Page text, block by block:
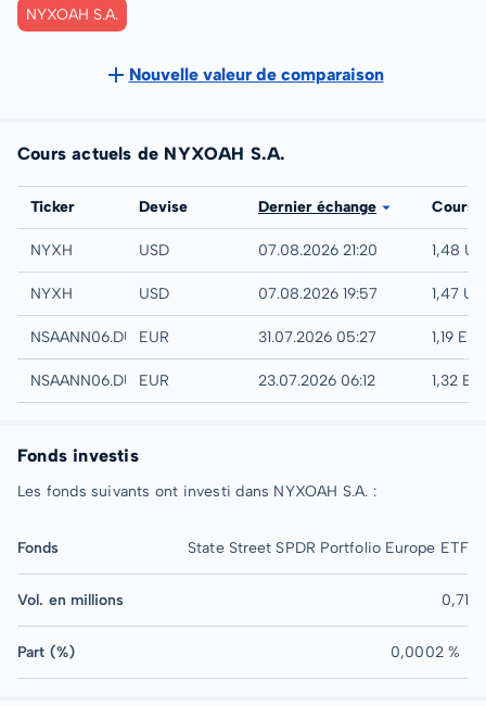
NYXOAH S.A.
Nouvelle valeur de comparaison
Cours actuels de NYXOAH S.A.
Bourse
Ticker Devise Dernier échange Cours
NASDAQ
NYXH USD 07.08.2026 21:20 1,48
IEX
NYXH USD 07.08.2026 19:57 1,47
Quotrix
NSAANN06.DUSDEUR 31.07.2026 05:27 1,19
Düsseldorf
NSAANN06.DUSBEUR 23.07.2026 06:12 1,32
Fonds investis
Les fonds suivants ont investi dans NYXOAH S.A. :
Fonds State Street SPDR Portfolio Europe ETF
Vol. en millions 0,71
Part (%) 0,0002 %